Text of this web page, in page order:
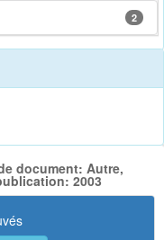
2
document: Autre,
2003